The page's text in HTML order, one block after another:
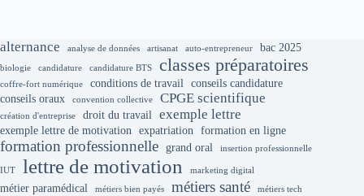
alternance analyse de données artisanat auto-entrepreneur bac 2025
biologie candidature candidature BTS classes préparatoires
coffre-fort numérique conditions de travail conseils candidature
conseils oraux
convention collective CPGE scientifique
création d'entreprise droit du travail exemple lettre
exemple lettre de motivation expatriation formation en ligne
formation professionnelle grand oral insertion professionnelle
IUT lettre de motivation marketing digital
métier paramédical métiers bien payés métiers santé métiers tech